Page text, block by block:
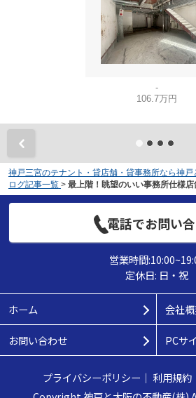
-
106.7万円
神戸三宮のテナント・貸店舗・貸事務所なら神
ログ記事一覧 > 最上階！眺望のいい事務所仕様店
電話でお問い
営業時間
定休日: 日・祝
ホーム 会社
お問い合わせ PCサ
プライバシーポリシー ｜ 利用規約